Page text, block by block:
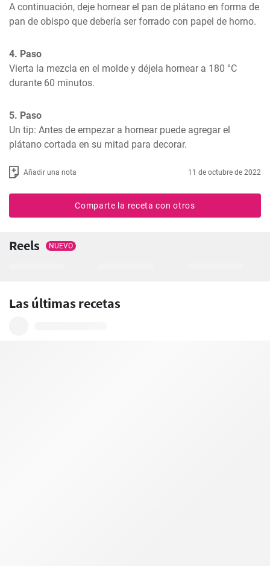
A continuación, deje hornear el pan de plátano en forma de
pan de obispo que debería ser forrado con papel de horno.
4. Paso
Vierta la mezcla en el molde y déjela hornear a 180 °C
durante 60 minutos.
5. Paso
Un tip: Antes de empezar a hornear puede agregar el
plátano cortada en su mitad para decorar.
Añadir una nota 11 de octubre de 2022
Comparte la receta con otros
Reels NUEVO
Las últimas recetas